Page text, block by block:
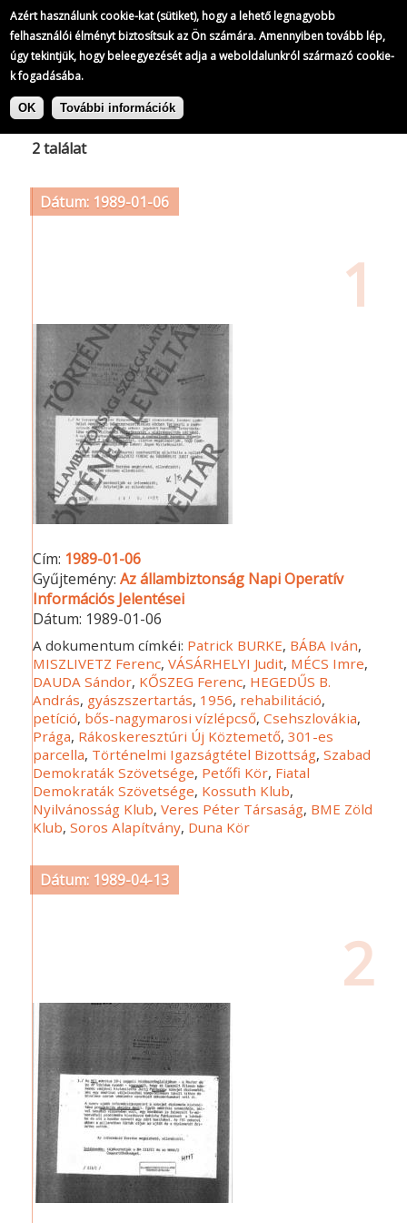
Azért használunk cookie-kat (sütiket), hogy a lehető legnagyobb
felhasználói élményt biztosítsuk az Ön számára. Amennyiben tovább lép,
úgy tekintjük, hogy beleegyezését adja a weboldalunkról származó cookie-
k fogadásába.
OK További információk
Ugrás
Címke: BME Zöld Klub
2 találat
Dátum: 1989-01-06
1
Cím: 1989-01-06
Gyűjtemény:Az állambiztonság Napi Operatív
Információs Jelentései
Dátum: 1989-01-06
A dokumentum címkéi: Patrick BURKE, BÁBA Iván,
MISZLIVETZ Ferenc,VÁSÁRHELYI Judit, MÉCS Imre,
DAUDA Sándor, KŐSZEG Ferenc, HEGEDŰS B.
András, gyászszertartás, 1956, rehabilitáció,
petíció, bős-nagymarosi vízlépcső,Csehszlovákia,
Prága, Rákoskeresztúri Új Köztemető,301-es
parcella, Történelmi Igazságtétel Bizottság,Szabad
Demokraták Szövetsége, Petőfi Kör, Fiatal
Demokraták Szövetsége, Kossuth Klub,
Nyilvánosság Klub,Veres Péter Társaság, BME Zöld
Klub,Soros Alapítvány, Duna Kör
Dátum: 1989-04-13
2